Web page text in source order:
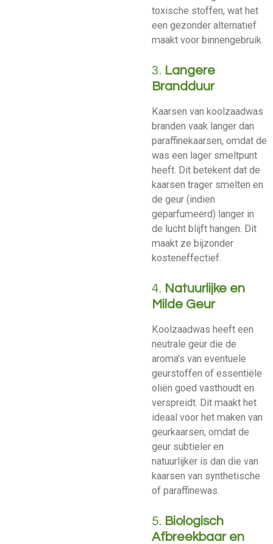
toxische stoffen, wat het
een gezonder alternatief
maakt voor binnengebruik.
3. Langere
Brandduur
Kaarsen van koolzaadwas
branden vaak langer dan
paraffinekaarsen, omdat de
was een lager smeltpunt
heeft. Dit betekent dat de
kaarsen trager smelten en
de geur (indien
geparfumeerd) langer in
de lucht blijft hangen. Dit
maakt ze bijzonder
kosteneffectief.
4. Natuurlijke en
Milde Geur
Koolzaadwas heeft een
neutrale geur die de
aroma's van eventuele
geurstoffen of essentiële
oliën goed vasthoudt en
verspreidt. Dit maakt het
ideaal voor het maken van
geurkaarsen, omdat de
geur subtieler en
natuurlijker is dan die van
kaarsen van synthetische
of paraffinewas.
5. Biologisch
Afbreekbaar en